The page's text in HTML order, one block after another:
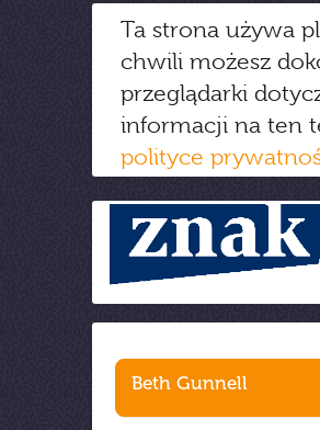
Ta strona używa
chwili możesz
przeglądarki
informacji na ten
polityce
Beth Gunnell